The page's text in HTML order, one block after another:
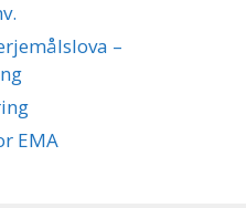
–
EMA